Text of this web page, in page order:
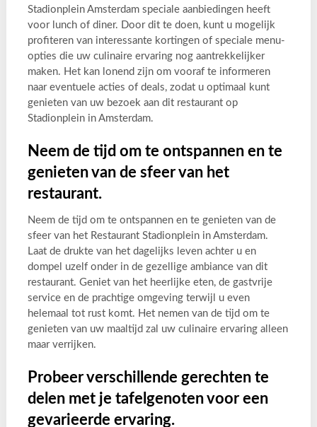
Stadionplein Amsterdam speciale aanbiedingen heeft
voor lunch of diner. Door dit te doen, kunt u mogelijk
profiteren van interessante kortingen of speciale menu-
opties die uw culinaire ervaring nog aantrekkelijker
maken. Het kan lonend zijn om vooraf te informeren
naar eventuele acties of deals, zodat u optimaal kunt
genieten van uw bezoek aan dit restaurant op
Stadionplein in Amsterdam.
Neem de tijd om te ontspannen en te
genieten van de sfeer van het
restaurant.
Neem de tijd om te ontspannen en te genieten van de
sfeer van het Restaurant Stadionplein in Amsterdam.
Laat de drukte van het dagelijks leven achter u en
dompel uzelf onder in de gezellige ambiance van dit
restaurant. Geniet van het heerlijke eten, de gastvrije
service en de prachtige omgeving terwijl u even
helemaal tot rust komt. Het nemen van de tijd om te
genieten van uw maaltijd zal uw culinaire ervaring alleen
maar verrijken.
Probeer verschillende gerechten te
delen met je tafelgenoten voor een
gevarieerde ervaring.